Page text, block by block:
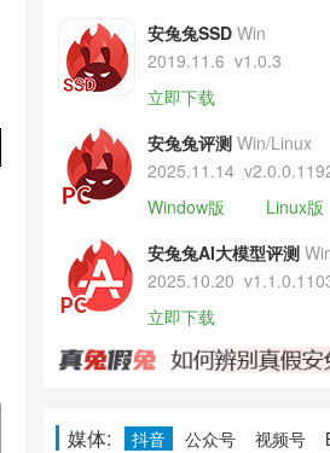
安兔兔SSD Win
2019.11.6 v1.0.3
立即下载
安兔兔评测 Win/Linux
2025.11.14
Window版
Linux版
安兔兔AI大模型评测
2025.10.20
立即下载
媒体: 抖音 公众号 视频号